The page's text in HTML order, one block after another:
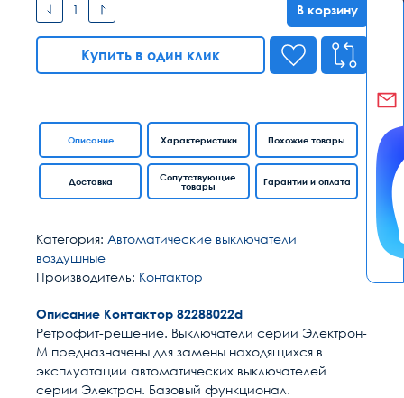
В корзину
Купить в один клик
Описание Характеристики
Доставка
Похожие товары
Сопутствующие
товары
Гарантии и оплата
Категория: Автоматические выключатели
воздушные
Производитель: Контактор
Описание Контактор 82288022d
Ретрофит-решение. Выключатели серии Электрон-
М предназначены для замены находящихся в
эксплуатации автоматических выключателей
серии Электрон. Базовый функционал.